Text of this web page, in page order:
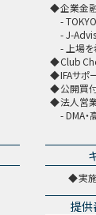
企業金
J-
上場
Club
IFAサポ
公開買
法人営
DMA
実
提供